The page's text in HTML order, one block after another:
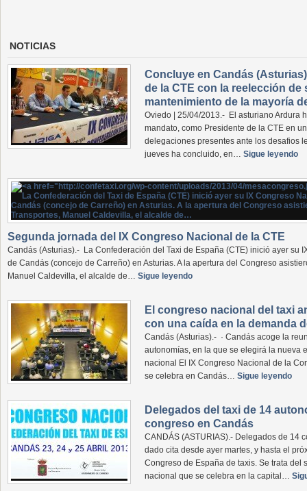
NOTICIAS
Concluye en Candás
de la CTE con la reelección de
mantenimiento de la mayoría
Oviedo | 25/04/2013.- El asturiano Ardura
mandato, como Presidente de la CTE en
delegaciones presentes ante los desafios
jueves ha concluido, en… Sigue leyendo
Segunda jornada del IX Congreso Nacional de la CTE
Candás (Asturias).- La Confederación del Taxi de España (CTE) inició ayer su
de Candás (concejo de Carreño) en Asturias. A la apertura del Congreso
Manuel Caldevilla, el alcalde de… Sigue leyendo
El congreso nacional del taxi
con una caída en la demanda
Candás (Asturias).- · Candás acoge la
autonomías, en la que se elegirá la nueva
nacional El IX Congreso Nacional de la
se celebra en Candás… Sigue leyendo
Delegados del taxi de 14
congreso en Candás
CANDÁS (ASTURIAS).- Delegados de 14
dado cita desde ayer martes, y hasta el
Congreso de España de taxis. Se trata del
nacional que se celebra en la capital…